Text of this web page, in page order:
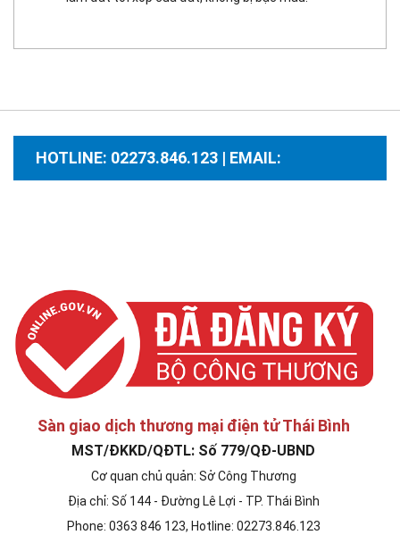
HOTLINE: 02273.846.123 | EMAIL:
Sàn giao dịch thương mại điện tử Thái Bình
MST/ĐKKD/QĐTL: Số 779/QĐ-UBND
Cơ quan chủ quản: Sở Công Thương
Địa chỉ: Số 144 - Đường Lê Lợi - TP. Thái Bình
Phone: 0363 846 123, Hotline: 02273.846.123